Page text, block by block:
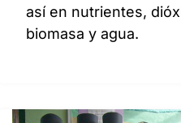
así en nutrientes,
biomasa y agua.